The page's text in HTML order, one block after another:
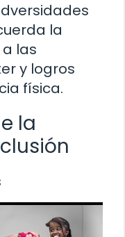
la
las
y logros
física.
la